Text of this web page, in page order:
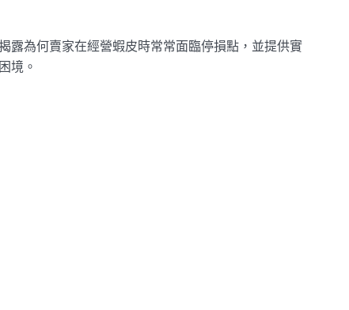
露為何賣家在經營蝦皮時常常面臨停損點，並提供實
境。